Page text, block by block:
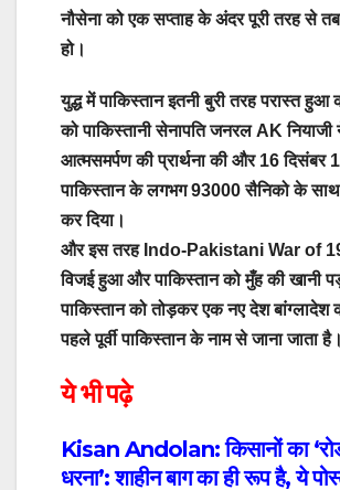
नौसेना को एक सप्ताह के अंदर पूरी तरह से
हो।
युद्ध में पाकिस्तान इतनी बुरी तरह परास्त हुआ
को पाकिस्तानी सेनापति जनरल AK नियाजी
आत्मसमर्पण की प्रार्थना की और 16 दिसंबर
पाकिस्तान के लगभग 93000 सैनिको के
कर दिया।
और इस तरह Indo-Pakistani War of
विजई हुआ और पाकिस्तान को मुँह की खानी
पाकिस्तान को तोड़कर एक नए देश
पहले पूर्वी पाकिस्तान के नाम से जाना जाता है।
ये भी पढ़े
Kisan Andolan: किसानों का
धरना’: शाहीन बाग का ही रूप है, ये